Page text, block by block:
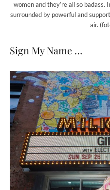
women and they’re all so badass.
surrounded by powerful and
air.
Sign My Name …